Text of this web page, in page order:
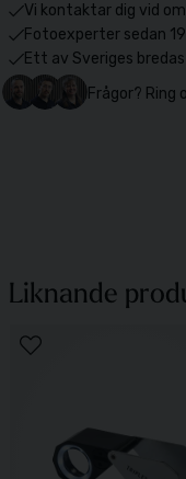
Vi kontaktar dig vid
Fotoexperter sedan
Ett av Sveriges
Frågor? Ring
Liknande